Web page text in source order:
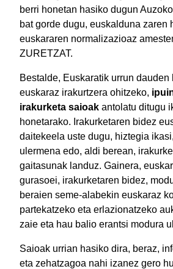
berri honetan hasiko dugun
bat gorde dugu, euskalduna zaren
euskararen normalizazioaz
ZURETZAT.
Bestalde, Euskaratik urrun dauden
euskaraz irakurtzera ohitzeko,
irakurketa saioak antolatu ditugu
honetarako. Irakurketaren bidez
daitekeela uste dugu, hiztegia
ulermena edo, aldi berean,
gaitasunak landuz. Gainera,
gurasoei, irakurketaren bidez,
beraien seme-alabekin euskaraz
partekatzeko eta erlazionatzeko
zaie eta hau balio erantsi modura
Saioak urrian hasiko dira, beraz,
eta zehatzagoa nahi izanez gero